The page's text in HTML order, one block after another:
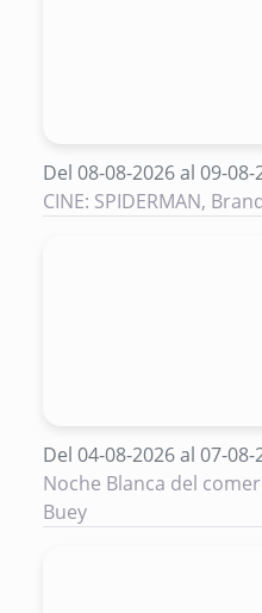
Del 08-08-2026 al 09-08-
CINE: SPIDERMAN,
Del 04-08-2026 al 07-08-
Noche Blanca del
Buey